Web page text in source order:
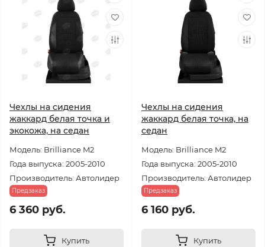
Чехлы на сидения
жаккард белая точка и
экокожа, на седан
Модель: Brilliance M2
Года выпуска: 2005-2010
Производитель: Автолидер
Предзаказ
6 360 руб.
Купить
Чехлы на сидения
жаккард белая точка, на
седан
Модель: Brilliance M2
Года выпуска: 2005-2010
Производитель: Автолидер
Предзаказ
6 160 руб.
Купить